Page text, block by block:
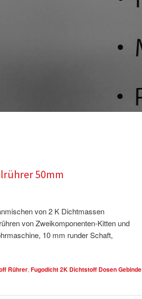
50mm
von 2 K Dichtmassen
von Zweikomponenten-Kitten und
10 mm runder Schaft,
Rührer, Fugodicht 2K Dichtstoff Dosen Gebinde